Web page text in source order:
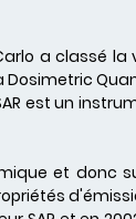
a classé
est un
et donc